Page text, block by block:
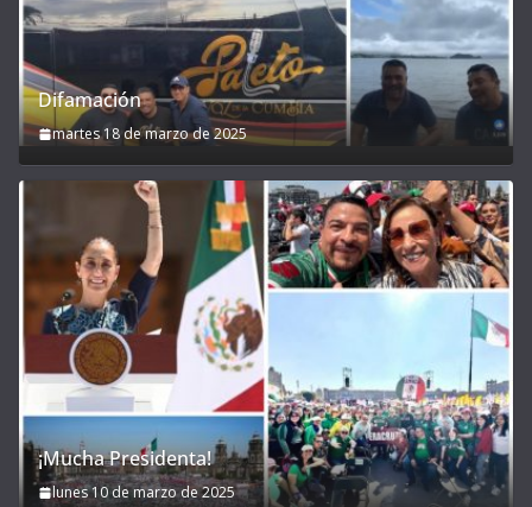
Difamación
martes 18 de marzo de 2025
¡Mucha Presidenta!
lunes 10 de marzo de 2025